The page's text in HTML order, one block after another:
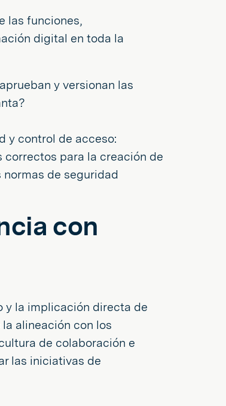
las funciones,
digital en toda la
y versionan las
y control de acceso:
para la creación de
de seguridad
con
y la implicación directa de
alineación con los
de colaboración e
las iniciativas de